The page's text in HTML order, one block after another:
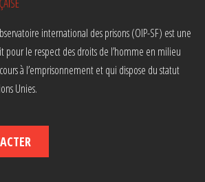
international des prisons (OIP-SF) est une
pour le respect des droits de l’homme en milieu
à l’emprisonnement et qui dispose du statut
Unies.